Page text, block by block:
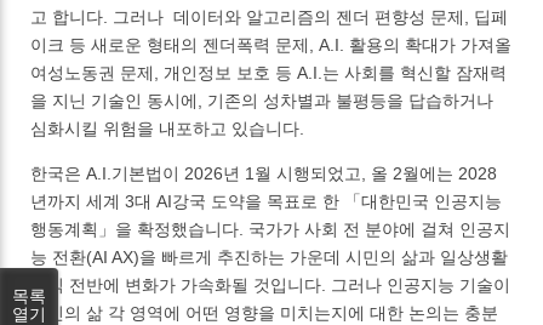
고 합니다. 그러나 데이터와 알고리즘의 젠더 편향성 문제, 딥페
이크 등 새로운 형태의 젠더폭력 문제, A.I. 활용의 확대가 가져올
여성노동권 문제, 개인정보 보호 등 A.I.는 사회를 혁신할 잠재력
을 지닌 기술인 동시에, 기존의 성차별과 불평등을 답습하거나
심화시킬 위험을 내포하고 있습니다.
한국은 A.I.기본법이 2026년 1월 시행되었고, 올 2월에는 2028
년까지 세계 3대 AI강국 도약을 목표로 한 「대한민국 인공지능
행동계획」을 확정했습니다. 국가가 사회 전 분야에 걸쳐 인공지
능 전환(AI AX)을 빠르게 추진하는 가운데 시민의 삶과 일상생활
방식 전반에 변화가 가속화될 것입니다. 그러나 인공지능 기술이
시민의 삶 각 영역에 어떤 영향을 미치는지에 대한 논의는 충분
목록
열기